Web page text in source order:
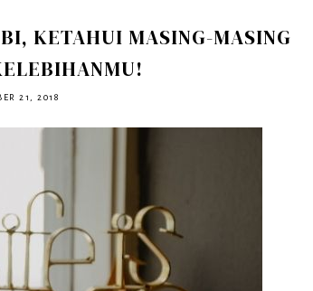
KETAHUI MASING-MASING
21, 2018